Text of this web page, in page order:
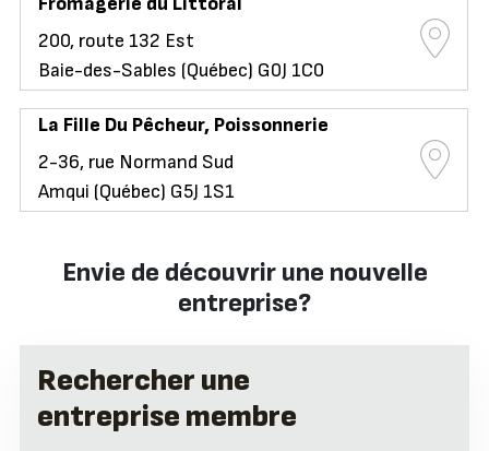
200, route 132 Est
Baie-des-Sables (Québec) G0J 1C0
La Fille Du Pêcheur, Poissonnerie
2-36, rue Normand Sud
Amqui (Québec) G5J 1S1
Envie de découvrir une nouvelle
entreprise?
Rechercher une
entreprise membre